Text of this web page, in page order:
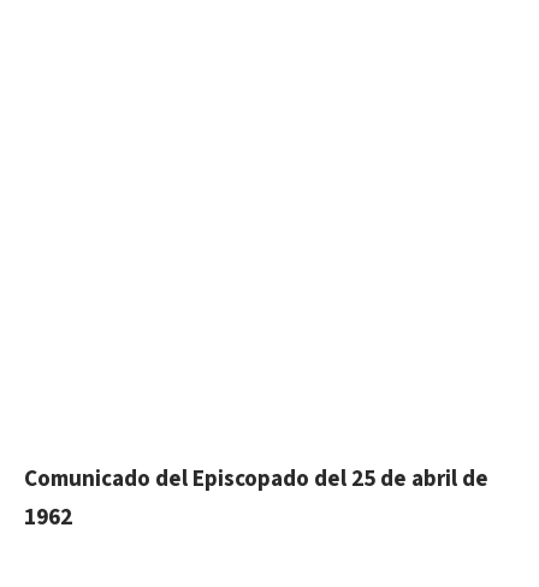
Comunicado del Episcopado del 25 de abril de
1962